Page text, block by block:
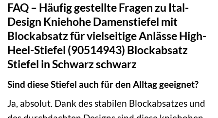
FAQ – Häufig gestellte Fragen zu Ital-
Design Kniehohe Damenstiefel mit
Blockabsatz für vielseitige Anlässe High-
Heel-Stiefel (90514943) Blockabsatz
Stiefel in Schwarz schwarz
Sind diese Stiefel auch für den Alltag geeignet?
Ja, absolut. Dank des stabilen Blockabsatzes und